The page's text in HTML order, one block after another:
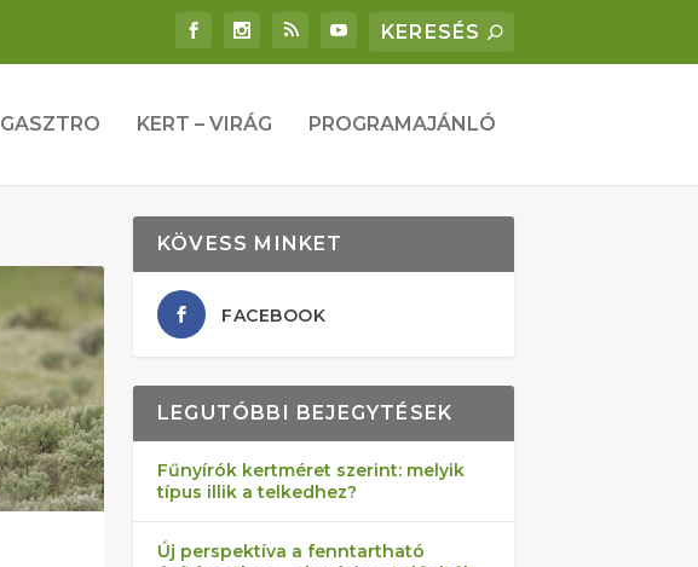
GASZTRO KERT – VIRÁG PROGRAMAJÁNLÓ
KÖVESS MINKET
FACEBOOK
LEGUTÓBBI BEJEGYTÉSEK
Fűnyírók kertméret szerint: melyik
típus illik a telkedhez?
Új perspektíva a fenntartható